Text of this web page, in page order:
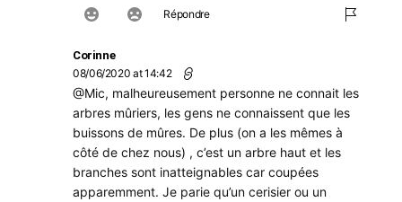
Répondre
Corinne
08/06/2020 at 14:42
@Mic, malheureusement personne ne connait les
arbres mûriers, les gens ne connaissent que les
buissons de mûres. De plus (on a les mêmes à
côté de chez nous) , c’est un arbre haut et les
branches sont inatteignables car coupées
apparemment. Je parie qu’un cerisier ou un